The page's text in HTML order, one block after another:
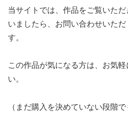
当サイトでは、作品をご覧いた
いましたら、お問い合わせいた
す。
この作品が気になる方は、お気
い。
（まだ購入を決めていない段階で